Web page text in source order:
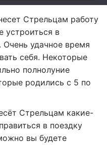
Стрельцам работу
устроиться в
удачное время
себя. Некоторые
полнолуние
родились с 5 по
Стрельцам какие-
в поездку
вы будете